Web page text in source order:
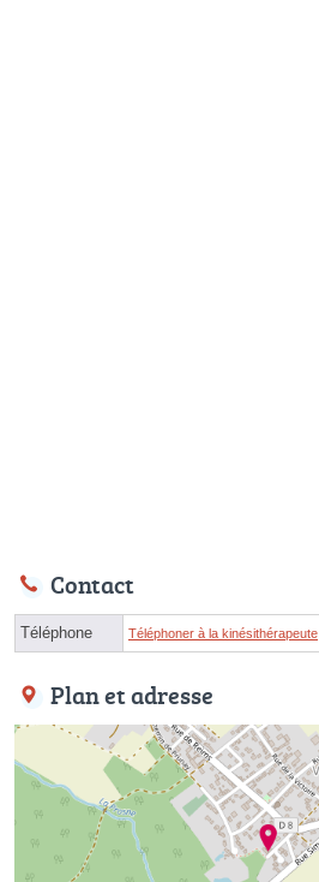
Contact
Téléphone Téléphoner à la kinésithérapeute
Plan et adresse